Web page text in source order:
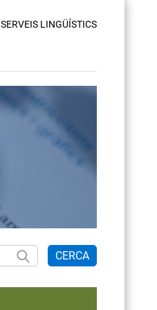
SERVEIS LINGÜÍSTICS
CERCA